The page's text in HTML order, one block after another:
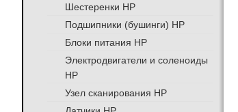
Шестеренки HP
Подшипники (бушинги) HP
Блоки питания HP
Электродвигатели и соленоиды
HP
Узел сканирования HP